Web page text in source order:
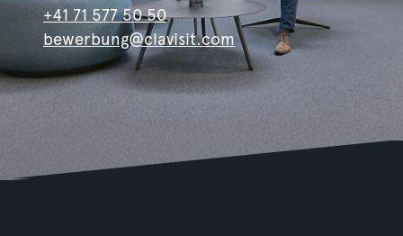
+41 71 577 50 50
bewerbung@clavisit.com